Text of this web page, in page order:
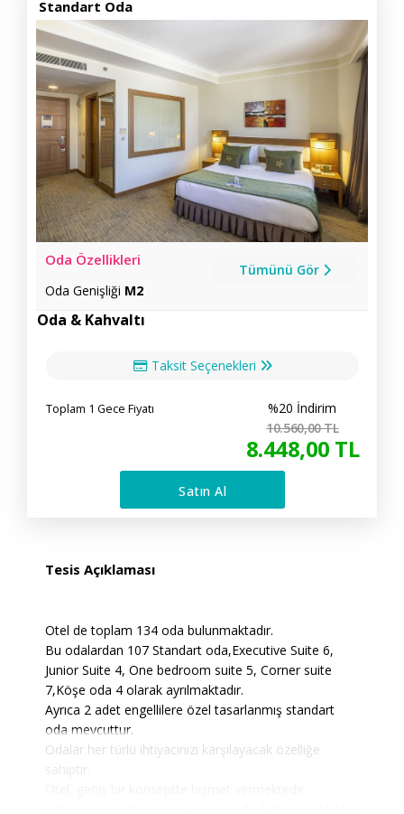
Standart Oda
Oda Özellikleri
Oda Genişliği M2
Tümünü Gör
Oda & Kahvaltı
Taksit Seçenekleri
Toplam 1 Gece Fiyatı
%20 İndirim
10.560,00TL
8.448,00 TL
Satın Al
Tesis Açıklaması
Otel de toplam 134 oda bulunmaktadır.
Bu odalardan 107 Standart oda,Executive Suite 6,
Junior Suite 4, One bedroom suite 5, Corner suite
7,Köşe oda 4 olarak ayrılmaktadır.
Ayrıca 2 adet engellilere özel tasarlanmış standart
oda mevcuttur.
Odalar her türlü ihtiyacınızı karşılayacak özelliğe
sahiptir.